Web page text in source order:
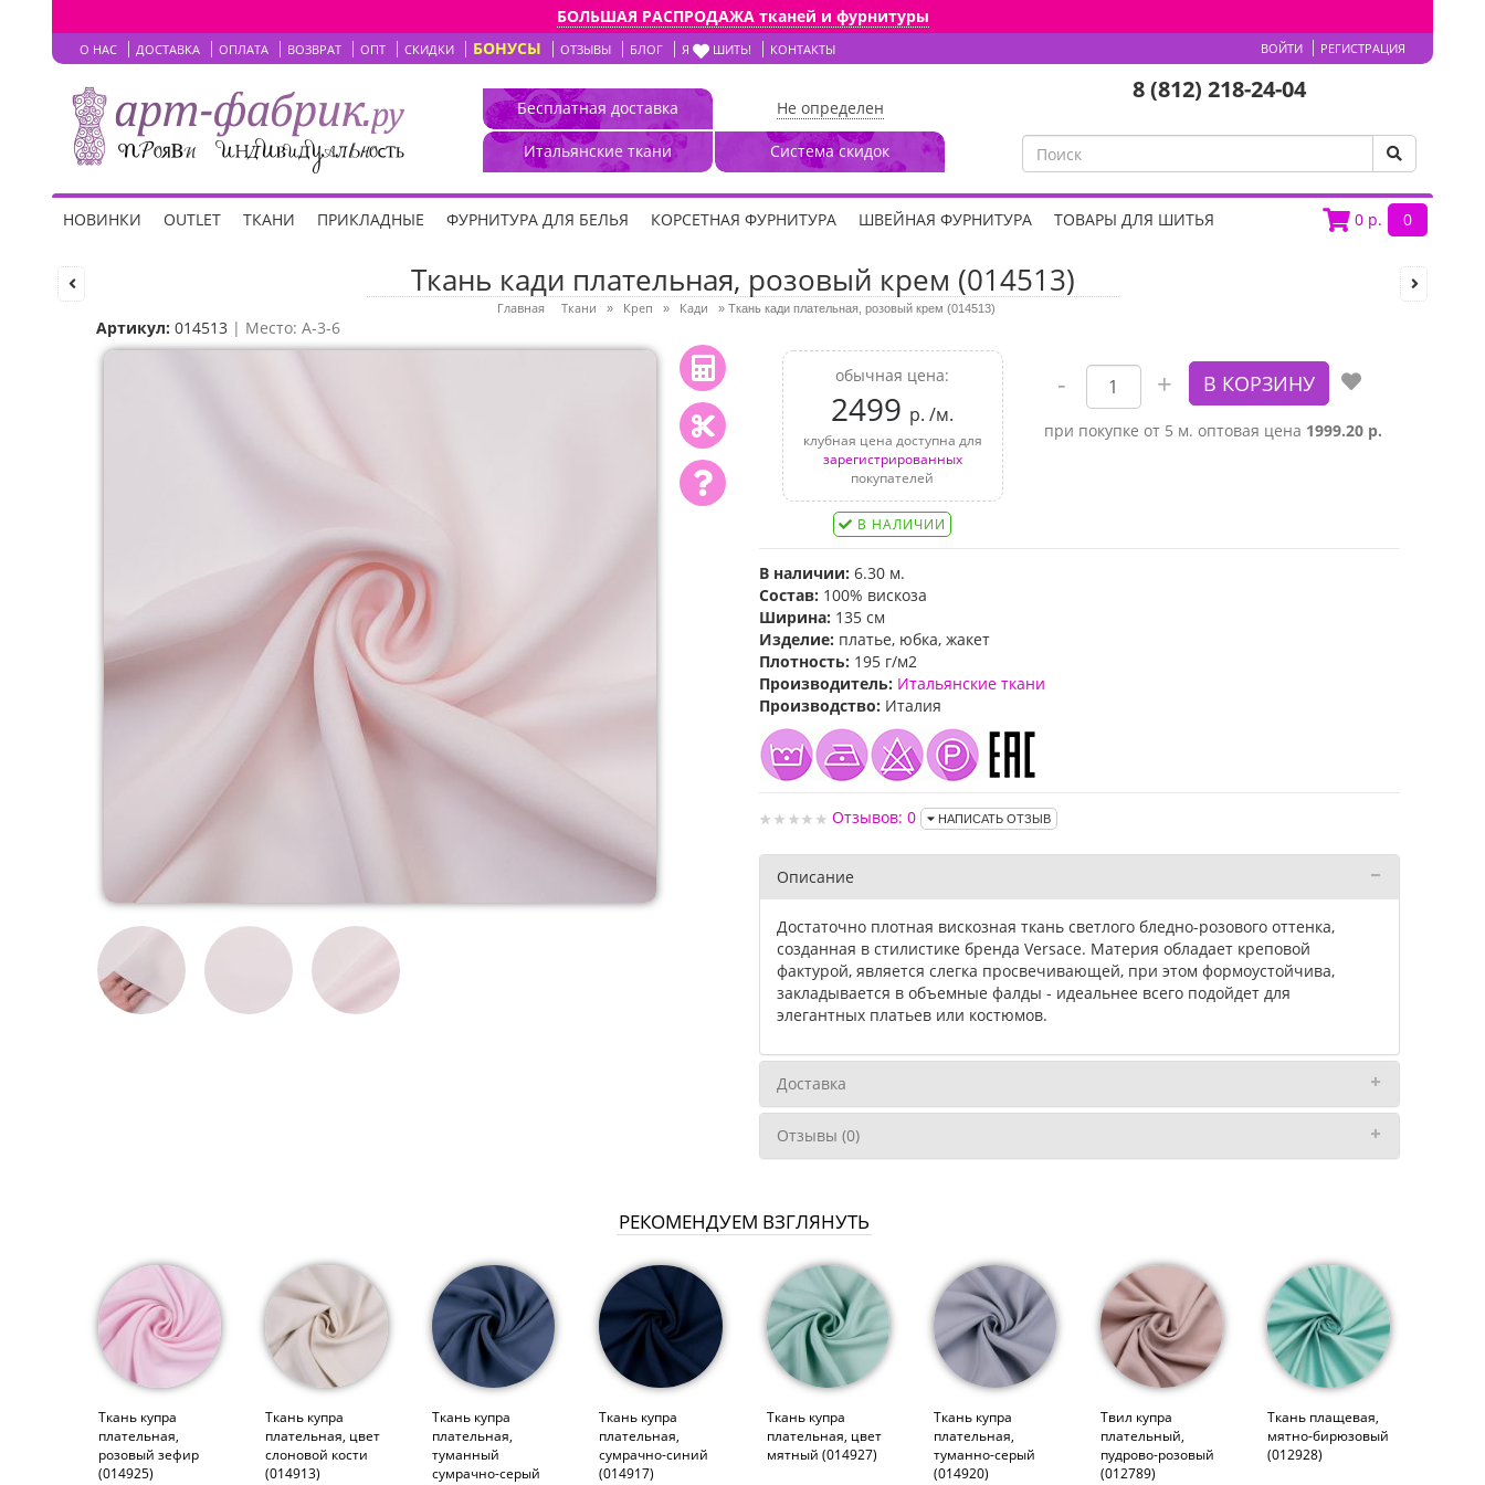
БОЛЬШАЯ РАСПРОДАЖА тканей и фурнитуры
О НАС ДОСТАВКА ОПЛАТА ВОЗВРАТ ОПТ СКИДКИ БОНУСЫ ОТЗЫВЫ БЛОГ Я ШИТЬ! КОНТАКТЫ ВОЙТИ РЕГИСТРАЦИЯ
Бесплатная доставка
Итальянские ткани
Не определен
Система скидок
8 (812) 218-24-04
0 р. 0
НОВИНКИ OUTLET ТКАНИ ПРИКЛАДНЫЕ ФУРНИТУРА ДЛЯ БЕЛЬЯ КОРСЕТНАЯ ФУРНИТУРА ШВЕЙНАЯ ФУРНИТУРА ТОВАРЫ ДЛЯ ШИТЬЯ
Ткань кади плательная, розовый крем (014513)
Главная Ткани » Креп » Кади » Ткань кади плательная, розовый крем (014513)
Артикул: 014513 | Место: A-3-6
обычная цена:
2499 р. /м.
клубная цена доступна для
зарегистрированных
покупателей
В НАЛИЧИИ
при покупке от 5 м. оптовая цена 1999.20 р.
В наличии: 6.30 м.
Состав: 100% вискоза
Ширина: 135 см
Изделие: платье, юбка, жакет
Плотность: 195 г/м2
Производитель: Итальянские ткани
Производство: Италия
Отзывов: 0 НАПИСАТЬ ОТЗЫВ
Описание
Достаточно плотная вискозная ткань светлого бледно-розового оттенка,
созданная в стилистике бренда Versace. Материя обладает креповой
фактурой, является слегка просвечивающей, при этом формоустойчива,
закладывается в объемные фалды - идеальнее всего подойдет для
элегантных платьев или костюмов.
Доставка
Отзывы (0)
РЕКОМЕНДУЕМ ВЗГЛЯНУТЬ
Ткань купра
плательная,
розовый зефир
(014925)
Ткань купра
плательная, цвет
слоновой кости
(014913)
Ткань купра
плательная,
туманный
сумрачно-серый
Ткань купра
плательная,
сумрачно-синий
(014917)
Ткань купра
плательная, цвет
мятный (014927)
Ткань купра
плательная,
туманно-серый
(014920)
Твил купра
плательный,
пудрово-розовый
(012789)
Ткань плащевая,
мятно-бирюзовый
(012928)